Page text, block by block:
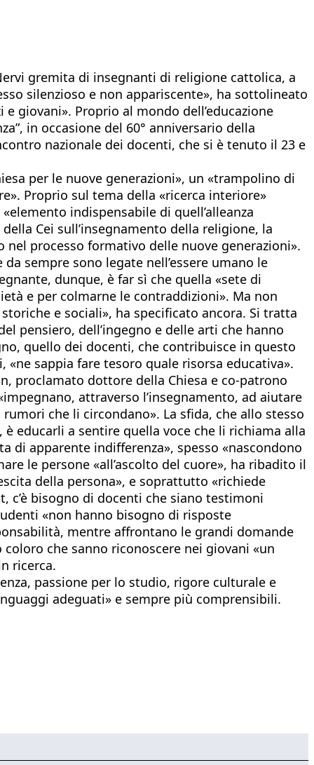
gremita di insegnanti di religione cattolica, a
silenzioso e non appariscente», ha sottolineato
giovani». Proprio al mondo dell’educazione
in occasione del 60° anniversario della
nazionale dei docenti, che si è tenuto il 23 e
per le nuove generazioni», un «trampolino di
Proprio sul tema della «ricerca interiore»
indispensabile di quell’alleanza
Cei sull’insegnamento della religione, la
processo formativo delle nuove generazioni».
sempre sono legate nell’essere umano le
dunque, è far sì che quella «sete di
e per colmarne le contraddizioni». Ma non
e sociali», ha specificato ancora. Si tratta
pensiero, dell’ingegno e delle arti che hanno
quello dei docenti, che contribuisce in questo
sappia fare tesoro quale risorsa educativa».
proclamato dottore della Chiesa e co-patrono
attraverso l’insegnamento, ad aiutare
che li circondano». La sfida, che allo stesso
educarli a sentire quella voce che li richiama alla
di apparente indifferenza», spesso «nascondono
le persone «all’ascolto del cuore», ha ribadito il
della persona», e soprattutto «richiede
c’è bisogno di docenti che siano testimoni
«non hanno bisogno di risposte
mentre affrontano le grandi domande
che sanno riconoscere nei giovani «un
ricerca.
passione per lo studio, rigore culturale e
adeguati» e sempre più comprensibili.